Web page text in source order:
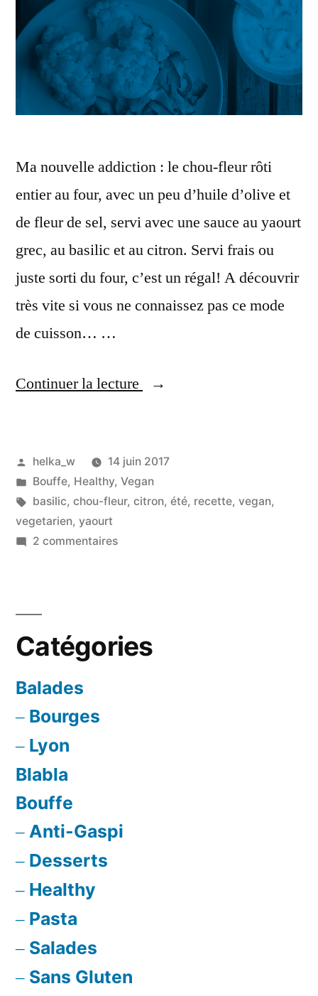
Ma nouvelle addiction : le chou-fleur rôti
entier au four, avec un peu d’huile d’olive et
de fleur de sel, servi avec une sauce au yaourt
grec, au basilic et au citron. Servi frais ou
juste sorti du four, c’est un régal! A découvrir
très vite si vous ne connaissez pas ce mode
de cuisson… …
Continuer la lecture
« Chou-
sauce
au
Publié
par
helka_w
14 juin 2017
Publié
dans
Bouffe, Healthy, Vegan
Étiquettes :
basilic, chou-fleur, citron, été, recette, vegan,
vegetarien, yaourt
2 commentairessur
au
yaourt
Catégories
Balades
Bourges
Lyon
Blabla
Bouffe
Anti-Gaspi
Desserts
Healthy
Pasta
Salades
Sans Gluten